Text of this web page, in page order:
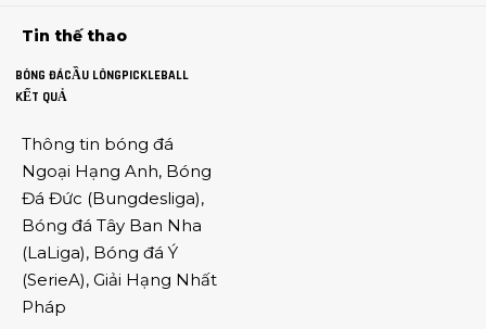
Tin thế thao
BÓNG ĐÁCẦU LÔNGPICKLEBALL
KẾT QUẢ
Thông tin bóng đá
Ngoại Hạng Anh, Bóng
Đá Đức (Bungdesliga),
Bóng đá Tây Ban Nha
(LaLiga), Bóng đá Ý
(SerieA), Giải Hạng Nhất
Pháp